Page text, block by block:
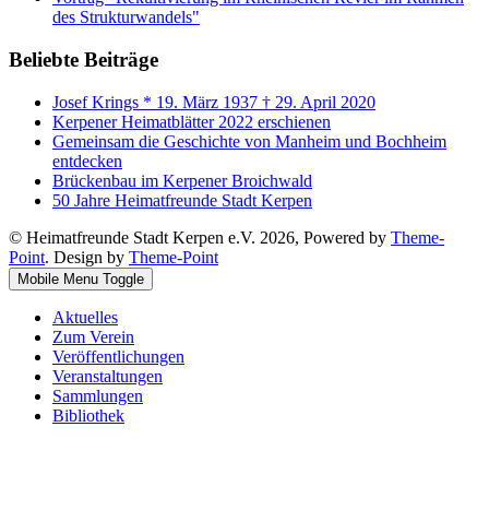
des Strukturwandels"
Beliebte Beiträge
Josef Krings * 19. März 1937 † 29. April 2020
Kerpener Heimatblätter 2022 erschienen
Gemeinsam die Geschichte von Manheim und Bochheim
entdecken
Brückenbau im Kerpener Broichwald
50 Jahre Heimatfreunde Stadt Kerpen
© Heimatfreunde Stadt Kerpen e.V. 2026, Powered by Theme-
Point. Design by Theme-Point
Mobile Menu Toggle
Aktuelles
Zum Verein
Veröffentlichungen
Veranstaltungen
Sammlungen
Bibliothek